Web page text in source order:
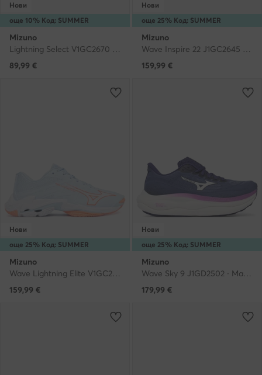
още 10% Код: SUMMER
Нови
Mizuno
Lightning Select V1GC2670 · Обувки за зала
89,99 €
още 25% Код: SUMMER
Нови
Mizuno
Wave Inspire 22 J1GC2645 · Маратонки за бягане
159,99 €
още 25% Код: SUMMER
Нови
Mizuno
Wave Lightning Elite V1GC2600 · Обувки за зала
159,99 €
още 25% Код: SUMMER
Нови
Mizuno
Wave Sky 9 J1GD2502 · Маратонки за бягане
179,99 €